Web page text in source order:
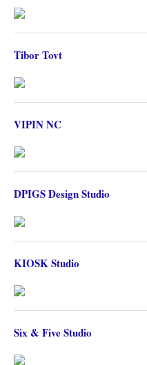
Tibor Tovt
VIPIN NC
DPIGS Design Studio
KIOSK Studio
Six & Five Studio